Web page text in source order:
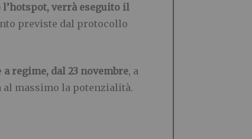
verrà eseguito il
previste dal protocollo
a regime, dal 23 novembre, a
massimo la potenzialità.